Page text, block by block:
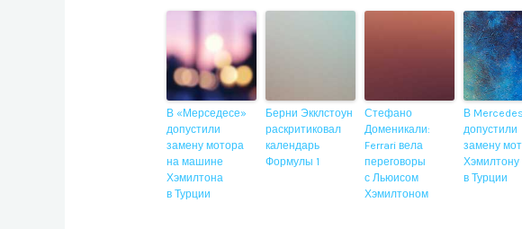
В «Мерседесе»
допустили
замену мотора
на машине
Хэмилтона
в Турции
Берни Экклстоун
раскритиковал
календарь
Формулы 1
Стефано
Доменикали:
Ferrari вела
переговоры
с Льюисом
Хэмилтоном
В Mercedes
допустили
замену
Хэмилтону
в Турции